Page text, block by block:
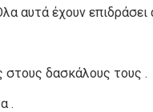
αυτά έχουν
στους δασκάλους τους .
.